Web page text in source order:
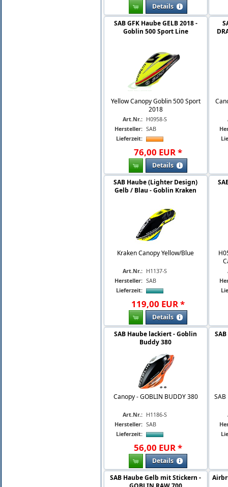
Details
SAB GFK Haube GELB 2018 -
Goblin 500 Sport Line
Yellow Canopy Goblin 500 Sport
2018
Art.Nr.: H0958-S
Hersteller: SAB
Lieferzeit:
76,00 EUR*
Details
SAB Haube (Lighter Design)
Gelb / Blau - Goblin Kraken
Kraken Canopy Yellow/Blue
Art.Nr.: H1137-S
Hersteller: SAB
Lieferzeit:
119,00 EUR*
Details
SAB Haube lackiert - Goblin
Buddy 380
Canopy - GOBLIN BUDDY 380
Art.Nr.: H1186-S
Hersteller: SAB
Lieferzeit:
56,00 EUR*
Details
SAB Haube Gelb mit Stickern -